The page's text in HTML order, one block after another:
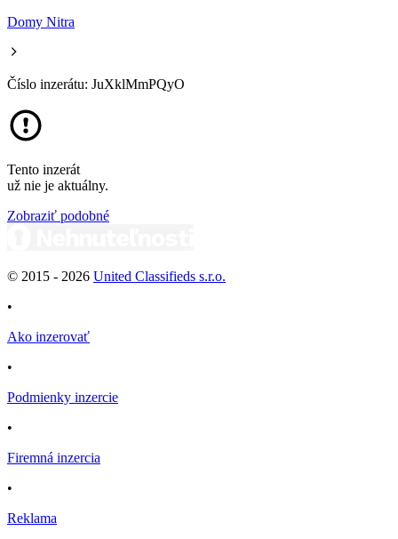
Domy Nitra
Číslo inzerátu: JuXklMmPQyO
Tento inzerát
už nie je aktuálny.
Zobraziť podobné
© 2015 - 2026 United Classifieds s.r.o.
•
Ako inzerovať
•
Podmienky inzercie
•
Firemná inzercia
•
Reklama